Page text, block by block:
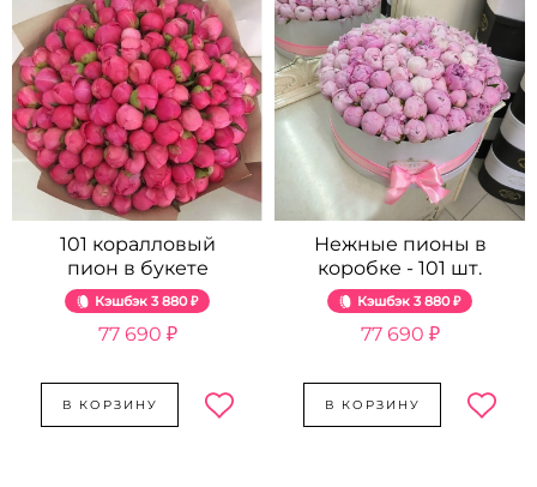
101 коралловый
пион в букете
Кэшбэк 3 880 ₽
77 690 ₽
В КОРЗИНУ
Нежные пионы в
коробке - 101 шт.
Кэшбэк 3 880 ₽
77 690 ₽
В КОРЗИНУ